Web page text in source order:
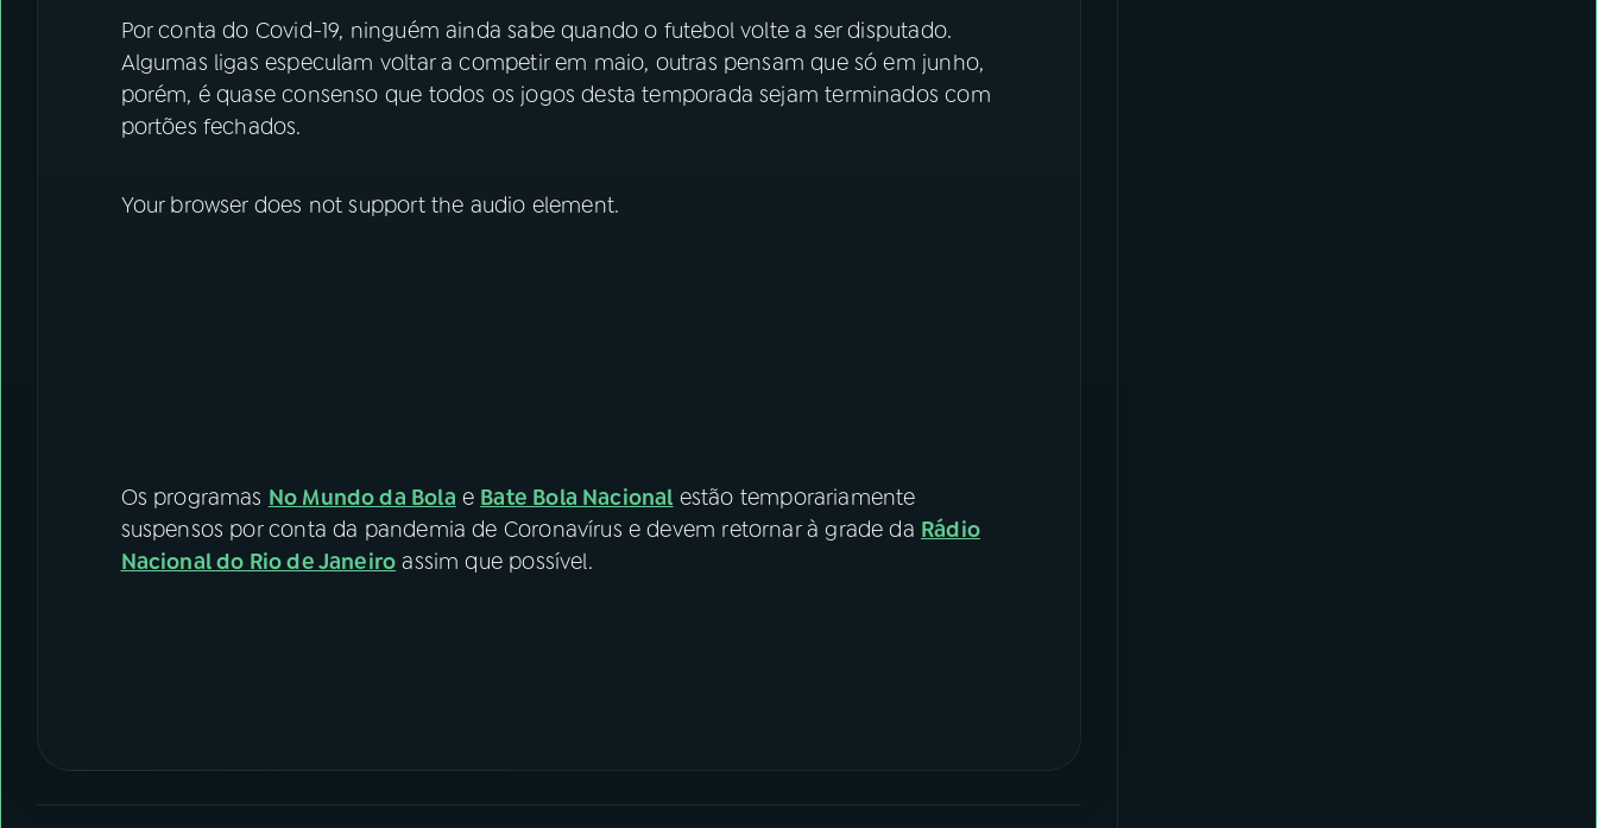
Por conta do Covid-19, ninguém ainda sabe quando o futebol volte a ser disputado.
Algumas ligas especulam voltar a competir em maio, outras pensam que só em junho,
porém, é quase consenso que todos os jogos desta temporada sejam terminados com
portões fechados.
Your browser does not support the audio element.
Os programas No Mundo da Bola e Bate Bola Nacional estão temporariamente
suspensos por conta da pandemia de Coronavírus e devem retornar à grade da Rádio
Nacional do Rio de Janeiro assim que possível.